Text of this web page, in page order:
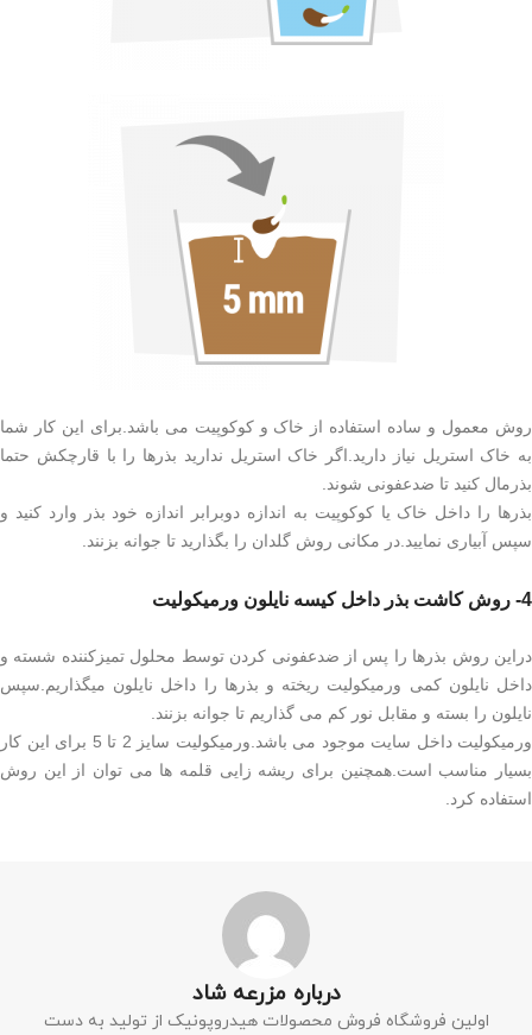
روش معمول و ساده استفاده از خاک و کوکوپیت می باشد.برای این کار شما
به خاک استریل نیاز دارید.اگر خاک استریل ندارید بذرها را با قارچکش حتما
بذرمال کنید تا ضدعفونی شوند.
بذرها را داخل خاک یا کوکوپیت به اندازه دوبرابر اندازه خود بذر وارد کنید و
سپس آبیاری نمایید.در مکانی روش گلدان را بگذارید تا جوانه بزنند.
4- روش کاشت بذر داخل کیسه نایلون ورمیکولیت
دراین روش بذرها را پس از ضدعفونی کردن توسط محلول تمیزکننده شسته و
داخل نایلون کمی ورمیکولیت ریخته و بذرها را داخل نایلون میگذاریم.سپس
نایلون را بسته و مقابل نور کم می گذاریم تا جوانه بزنند.
ورمیکولیت داخل سایت موجود می باشد.ورمیکولیت سایز 2 تا 5 برای این کار
بسیار مناسب است.همچنین برای ریشه زایی قلمه ها می توان از این روش
استفاده کرد.
درباره مزرعه شاد
اولین فروشگاه فروش محصولات هیدروپونیک از تولید به دست